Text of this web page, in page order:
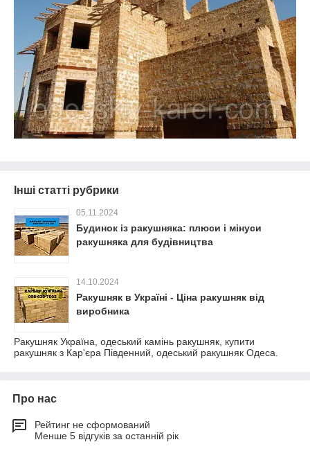
Інші статті рубрики
05.11.2024
Будинок із ракушняка: плюси і мінуси
ракушняка для будівництва
14.10.2024
Ракушняк в Україні - Ціна ракушняк від
виробника
Ракушняк Україна, одеський камінь ракушняк, купити
ракушняк з Кар'єра Південний, одеський ракушняк Одеса.
Про нас
Рейтинг не сформований
Менше 5 відгуків за останній рік